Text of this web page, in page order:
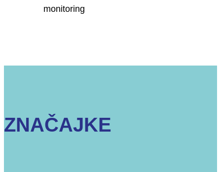
monitoring
ZNAČAJKE